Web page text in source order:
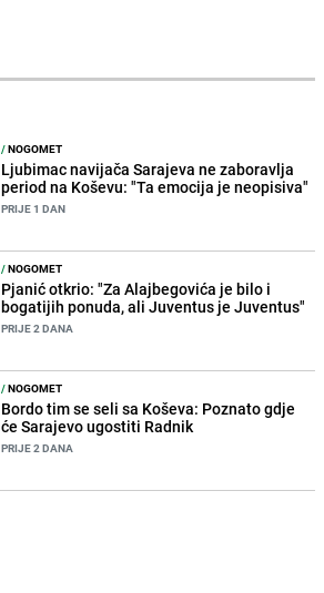
/NOGOMET
Ljubimac navijača Sarajeva ne zaboravlja
period na Koševu: "Ta emocija je neopisiva"
PRIJE 1 DAN
/NOGOMET
Pjanić otkrio: "Za Alajbegovića je bilo i
bogatijih ponuda, ali Juventus je Juventus"
PRIJE 2 DANA
/NOGOMET
Bordo tim se seli sa Koševa: Poznato gdje
će Sarajevo ugostiti Radnik
PRIJE 2 DANA